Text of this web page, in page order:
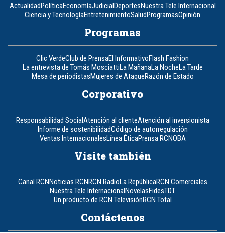
ActualidadPolíticaEconomíaJudicialDeportesNuestra Tele Internacional
Ciencia y TecnologíaEntretenimientoSaludProgramasOpinión
Programas
Clic VerdeClub de PrensaEl InformativoFlash Fashion
La entrevista de Tomás MosciattiLa MañanaLa NocheLa Tarde
Mesa de periodistasMujeres de AtaqueRazón de Estado
Corporativo
Responsabilidad SocialAtención al clienteAtención al inversionista
Informe de sostenibilidadCódigo de autorregulación
Ventas InternacionalesLínea ÉticaPrensa RCNOBA
Visite también
Canal RCNNoticias RCNRCN RadioLa RepúblicaRCN Comerciales
Nuestra Tele InternacionalNovelasFidesTDT
Un producto de RCN TelevisiónRCN Total
Contáctenos